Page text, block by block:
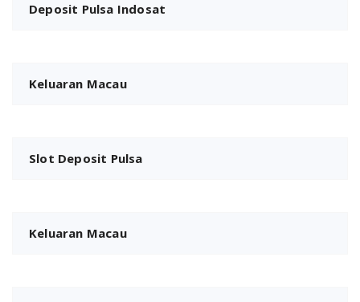
Deposit Pulsa Indosat
Keluaran Macau
Slot Deposit Pulsa
Keluaran Macau